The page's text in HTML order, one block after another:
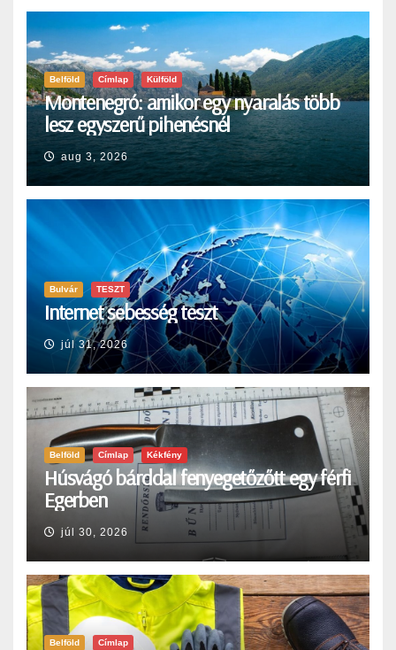
Belföld Címlap Külföld
Montenegró: amikor egy nyaralás több
lesz egyszerű pihenésnél
aug 3, 2026
Bulvár TESZT
Internet sebesség teszt
júl 31, 2026
Belföld Címlap Kékfény
Húsvágó bárddal fenyegetőzőtt egy férfi
Egerben
júl 30, 2026
Belföld Címlap